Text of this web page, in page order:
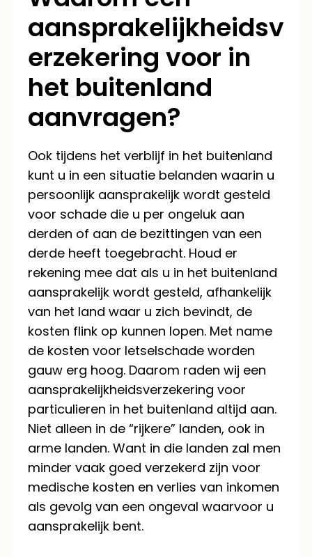
aansprakelijkheidsv
erzekering voor in
het buitenland
aanvragen?
Ook tijdens het verblijf in het buitenland
kunt u in een situatie belanden waarin u
persoonlijk aansprakelijk wordt gesteld
voor schade die u per ongeluk aan
derden of aan de bezittingen van een
derde heeft toegebracht. Houd er
rekening mee dat als u in het buitenland
aansprakelijk wordt gesteld, afhankelijk
van het land waar u zich bevindt, de
kosten flink op kunnen lopen. Met name
de kosten voor letselschade worden
gauw erg hoog. Daarom raden wij een
aansprakelijkheidsverzekering voor
particulieren in het buitenland altijd aan.
Niet alleen in de “rijkere” landen, ook in
arme landen. Want in die landen zal men
minder vaak goed verzekerd zijn voor
medische kosten en verlies van inkomen
als gevolg van een ongeval waarvoor u
aansprakelijk bent.